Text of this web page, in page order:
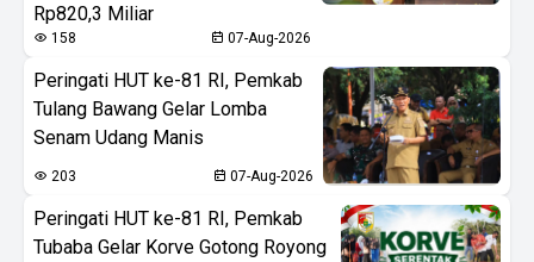
Rp820,3 Miliar
158 07-Aug-2026
Peringati HUT ke-81 RI, Pemkab
Tulang Bawang Gelar Lomba
Senam Udang Manis
203 07-Aug-2026
Peringati HUT ke-81 RI, Pemkab
Tubaba Gelar Korve Gotong Royong